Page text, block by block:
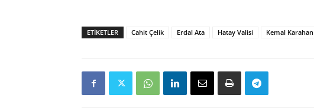
ETIKETLER Cahit Çelik Erdal Ata Hatay Valisi Kemal Karahan